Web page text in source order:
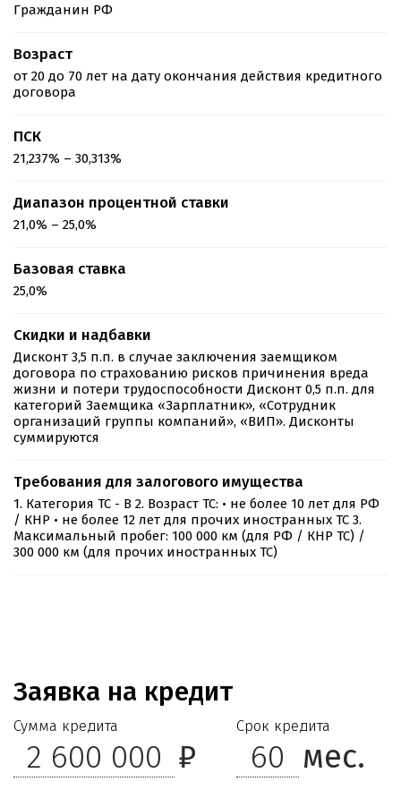
Гражданин РФ
Возраст
от 20 до 70 лет на дату окончания действия кредитного
договора
ПСК
21,237% – 30,313%
Диапазон процентной ставки
21,0% – 25,0%
Базовая ставка
25,0%
Скидки и надбавки
Дисконт 3,5 п.п. в случае заключения заемщиком
договора по страхованию рисков причинения вреда
жизни и потери трудоспособности Дисконт 0,5 п.п. для
категорий Заемщика «Зарплатник», «Сотрудник
организаций группы компаний», «ВИП». Дисконты
суммируются
Требования для залогового имущества
1. Категория ТС - B 2. Возраст ТС: • не более 10 лет для РФ
/ КНР • не более 12 лет для прочих иностранных ТС 3.
Максимальный пробег: 100 000 км (для РФ / КНР ТС) /
300 000 км (для прочих иностранных ТС)
Заявка на кредит
Сумма кредита
₽
Срок кредита
мес.